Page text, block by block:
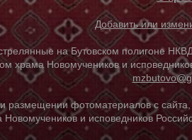
Добавить или
на Бутовском полигоне НКВД
храма Новомучеников и
и размещении фотоматериалов с
и исповедников